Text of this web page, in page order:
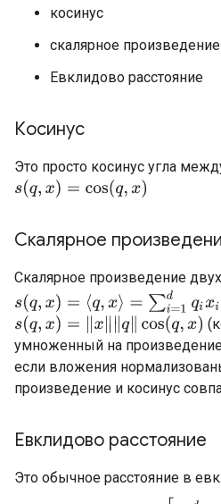
косинус
скалярное произведение
Евклидово расстояние
Косинус
Это просто косинус угла
s(q,x )=cos q,x)
Скалярное
Скалярное произведение
s(q, )=⟨ q,x =∑ =1d qix i
s(q,x )= ‖ x‖ q‖ cos( ,x)
умноженный на
если вложения
произведение и косинус
Евклидово расстояние
Это обычное расстояние в
x 1